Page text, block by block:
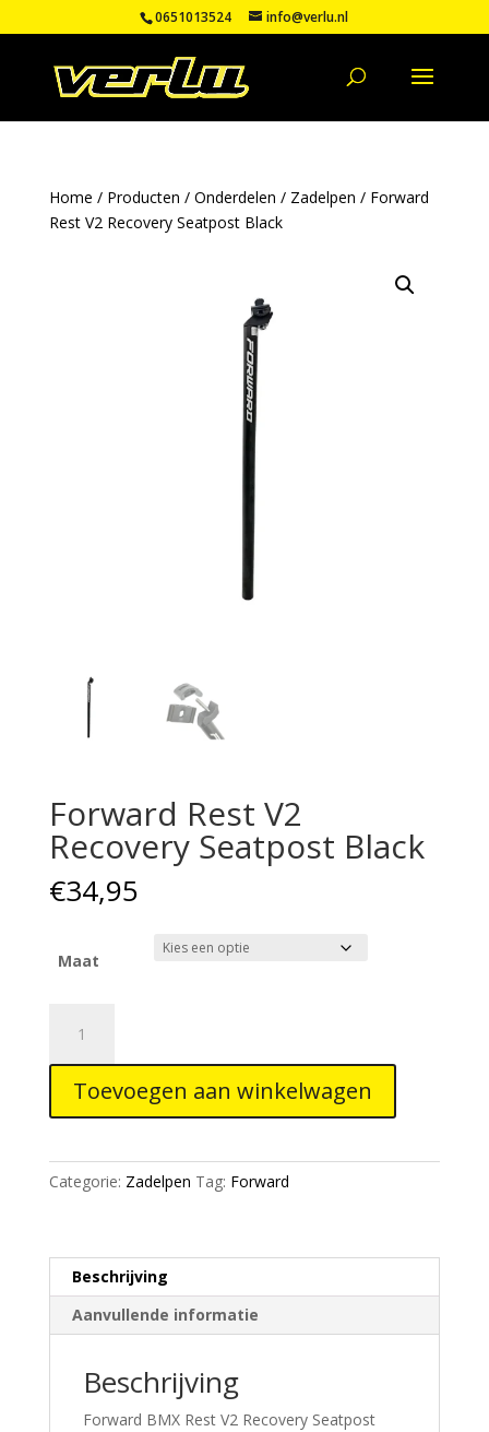
0651013524 info@verlu.nl
Home / Producten / Onderdelen / Zadelpen / Forward
Rest V2 Recovery Seatpost Black
Forward Rest V2
Recovery Seatpost Black
€34,95
Maat
V2
Recovery
Seatpost
aantal
Toevoegen aan winkelwagen
Categorie: Zadelpen Tag: Forward
Beschrijving
Aanvullende informatie
Beschrijving
Forward BMX Rest V2 Recovery Seatpost